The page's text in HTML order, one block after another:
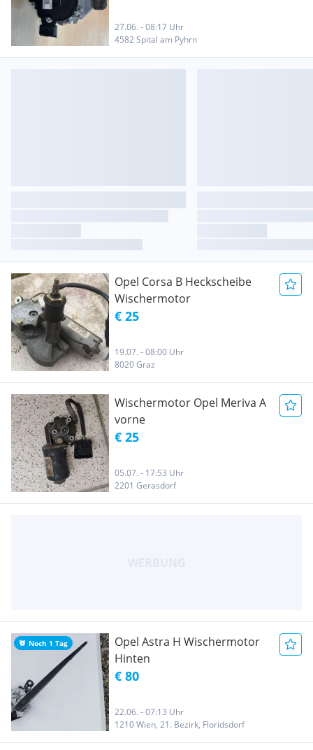
27.06. - 08:17 Uhr
4582 Spital am Pyhrn
Opel Corsa B Heckscheibe
Wischermotor
€ 25
19.07. - 08:00 Uhr
8020 Graz
Wischermotor Opel Meriva A
vorne
€ 25
05.07. - 17:53 Uhr
2201 Gerasdorf
Noch 1 Tag
Opel Astra H Wischermotor
Hinten
€ 80
22.06. - 07:13 Uhr
1210 Wien, 21. Bezirk, Floridsdorf